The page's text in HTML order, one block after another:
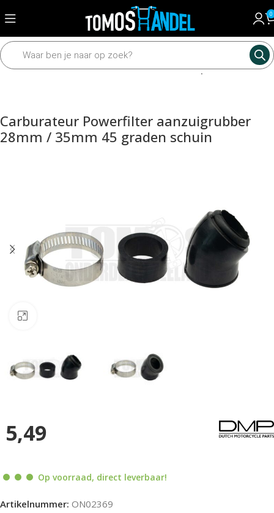
0
Home Motordelen Carburateur Luchtfilter en powerfilter
Carburateur Powerfilter aanzuigrubber
28mm / 35mm 45 graden schuin
5,49
Op voorraad, direct leverbaar!
Artikelnummer: ON02369